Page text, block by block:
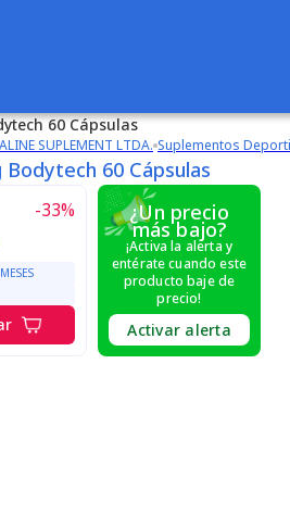
60 Cápsulas
SUPLEMENT LTDA. Suplementos
Bodytech 60 Cápsulas
-33%
MESES
¿Un precio
más bajo?
¡Activa la alerta y
entérate cuando este
producto baje de
precio!
Activar alerta